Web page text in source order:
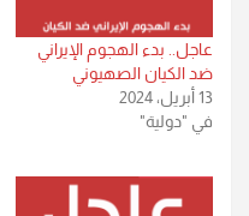
عاجل.. بدء الهجوم الإيراني
ضد الكيان الصهيوني
13 أبريل، 2024
في "دولية"